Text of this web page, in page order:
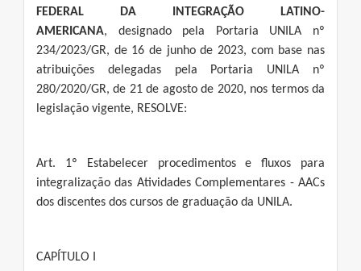
FEDERAL DA INTEGRAÇÃO LATINO-
AMERICANA, designado pela Portaria UNILA nº
234/2023/GR, de 16 de junho de 2023, com base nas
atribuições delegadas pela Portaria UNILA nº
280/2020/GR, de 21 de agosto de 2020, nos termos da
legislação vigente, RESOLVE:
Art. 1º Estabelecer procedimentos e fluxos para
integralização das Atividades Complementares - AACs
dos discentes dos cursos de graduação da UNILA.
CAPÍTULO I